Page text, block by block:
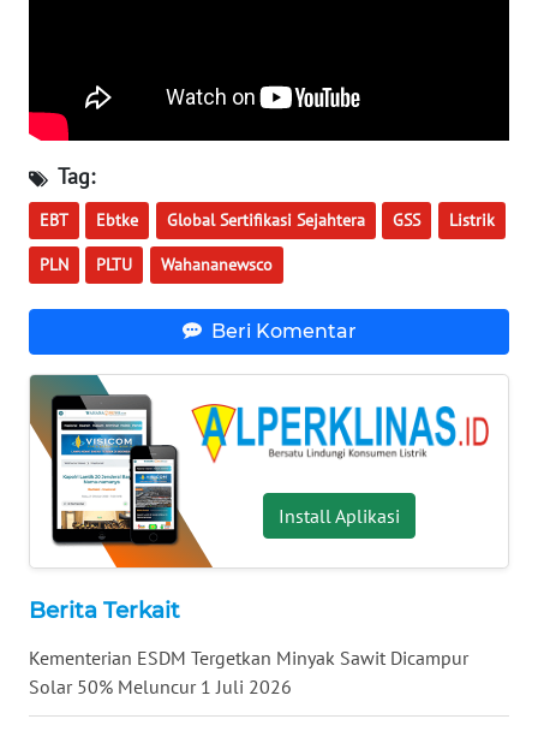
Tag:
EBT Ebtke Global Sertifikasi Sejahtera GSS Listrik
PLN PLTU Wahananewsco
Beri Komentar
Install Aplikasi
Berita Terkait
Kementerian ESDM Tergetkan Minyak Sawit Dicampur
Solar 50% Meluncur 1 Juli 2026
WN
KALTARA
WN
KALSEL
WN
KALTIM
SULSEL
WN
GORONTALO
WN
SULUT
MALUKU
WN